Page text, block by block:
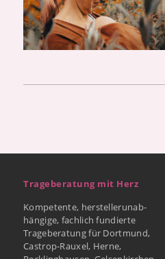
Trageberatung mit Herz
Kompetente, herstellerunab-
hängige, fachlich fundierte
Trageberatung für Dortmund,
Castrop-Rauxel, Herne,